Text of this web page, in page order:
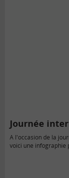
Journée
A l'occasion de la
voici une infographie